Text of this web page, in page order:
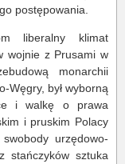
postępowania.
liberalny klimat
wojnie z Prusami w
monarchii
Węgry, był wyborną
i walkę o prawa
i pruskim Polacy
urzędowo-
stańczyków sztuka